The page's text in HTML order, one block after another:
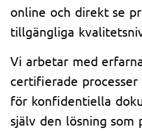
online och direkt se
tillgängliga
Vi arbetar med
certifierade
för konfidentiella
själv den lösning som